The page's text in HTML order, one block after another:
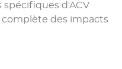
spécifiques d'ACV
des impacts